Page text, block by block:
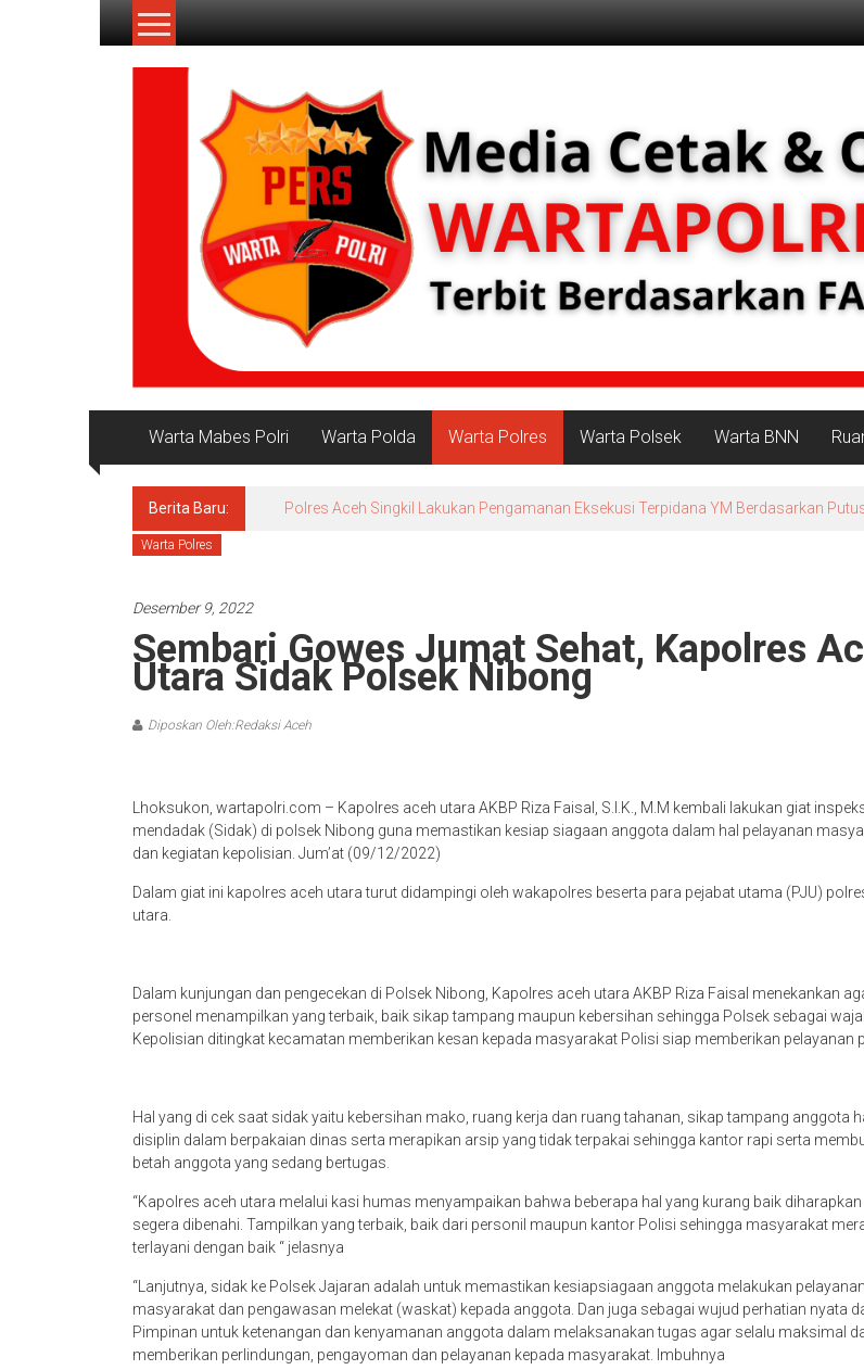
Lompat
Jurnalisme
Warta Mabes Polri Warta Polda Warta Polres Warta Polsek Warta BNN
Berita Baru: Polres Aceh Singkil Lakukan Pengamanan Eksekusi Terpidana YM Berdasarkan
Warta Polres
Desember 9, 2022
Sembari Gowes Jumat Sehat, Kapolres
Utara Sidak Polsek Nibong
Diposkan Oleh:Redaksi Aceh
Lhoksukon, wartapolri.com – Kapolres aceh utara AKBP Riza Faisal, S.I.K., M.M kembali lakukan giat
mendadak (Sidak) di polsek Nibong guna memastikan kesiap siagaan anggota dalam hal pelayanan
dan kegiatan kepolisian. Jum’at (09/12/2022)
Dalam giat ini kapolres aceh utara turut didampingi oleh wakapolres beserta para pejabat utama (PJU)
utara.
Dalam kunjungan dan pengecekan di Polsek Nibong, Kapolres aceh utara AKBP Riza Faisal menekankan
personel menampilkan yang terbaik, baik sikap tampang maupun kebersihan sehingga Polsek sebagai
Kepolisian ditingkat kecamatan memberikan kesan kepada masyarakat Polisi siap memberikan pelayanan
Hal yang di cek saat sidak yaitu kebersihan mako, ruang kerja dan ruang tahanan, sikap tampang anggota
disiplin dalam berpakaian dinas serta merapikan arsip yang tidak terpakai sehingga kantor rapi serta
betah anggota yang sedang bertugas.
“Kapolres aceh utara melalui kasi humas menyampaikan bahwa beberapa hal yang kurang baik diharapkan
segera dibenahi. Tampilkan yang terbaik, baik dari personil maupun kantor Polisi sehingga masyarakat
terlayani dengan baik “ jelasnya
“Lanjutnya, sidak ke Polsek Jajaran adalah untuk memastikan kesiapsiagaan anggota melakukan
masyarakat dan pengawasan melekat (waskat) kepada anggota. Dan juga sebagai wujud perhatian nyata
Pimpinan untuk ketenangan dan kenyamanan anggota dalam melaksanakan tugas agar selalu maksimal
memberikan perlindungan, pengayoman dan pelayanan kepada masyarakat. Imbuhnya